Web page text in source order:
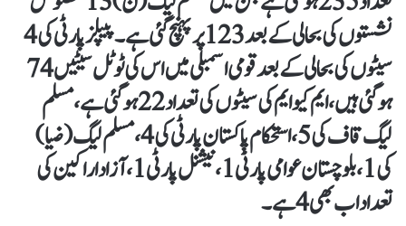
نشستوں کی بحالی کے بعد 123 پر پہنچ گئی ہے۔ پیپلزپارٹی کی 4
سیٹوں کی بحالی کے بعد قومی اسمبلی میں اس کی ٹوٹل سیٹیں 74
ہو گئی ہیں، ایم کیو ایم کی سیٹوں کی تعداد 22 ہو گئی ہے، مسلم
لیگ قاف کی 5، استحکام پاکستان پارٹی کی 4، مسلم لیگ ( ضیا)
کی 1، بلوچستان عوامی پارٹی1، نیشنل پارٹی1، آزاد اراکین کی
تعداد اب بھی 4 ہے۔